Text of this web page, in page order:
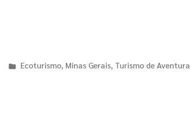
Ecoturismo, Minas Gerais, Turismo de Aventura